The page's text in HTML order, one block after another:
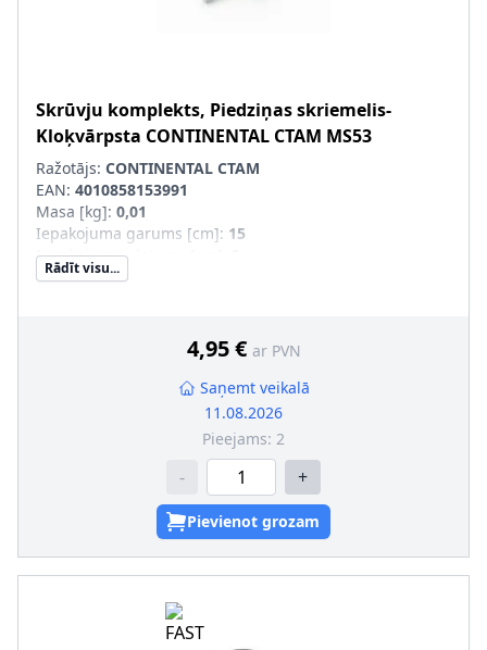
Skrūvju komplekts, Piedziņas skriemelis-
Kloķvārpsta CONTINENTAL CTAM MS53
Ražotājs: CONTINENTAL CTAM
EAN: 4010858153991
Masa [kg]: 0,01
Iepakojuma garums [cm]: 15
Iepakojuma platums [cm]
Iepakojuma augstums [cm]
Rādīt visu...
4,95 € ar PVN
Saņemt veikalā
11.08.2026
Pieejams: 2
- +
Pievienot grozam